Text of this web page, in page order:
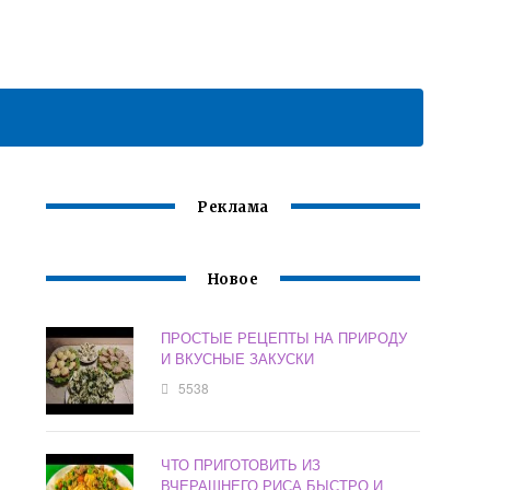
Реклама
Новое
ПРОСТЫЕ РЕЦЕПТЫ НА ПРИРОДУ
И ВКУСНЫЕ ЗАКУСКИ
5538
ЧТО ПРИГОТОВИТЬ ИЗ
ВЧЕРАШНЕГО РИСА БЫСТРО И